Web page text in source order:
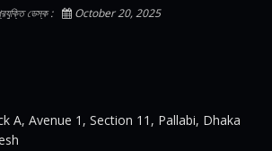
ডেস্ক : October 20, 2025
A, Avenue 1, Section 11, Pallabi, Dhaka